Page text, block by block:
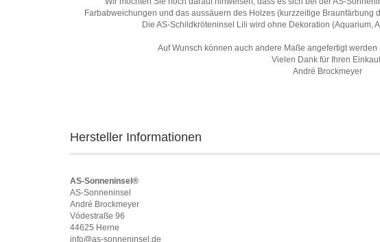
Farbabweichungen und das aussäuern des Holzes (kurzzeitige Braunfärbung
Die AS-Schildkröteninsel Lili wird ohne Dekoration (Aquarium,
Auf Wunsch können auch andere Maße angefertigt werden
Vielen Dank für Ihren
André Brockmeyer
Hersteller Informationen
AS-Sonneninsel®
AS-Sonneninsel
André Brockmeyer
Vödestraße 96
44625 Herne
info@as-sonneninsel.de